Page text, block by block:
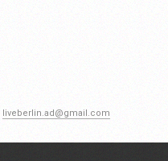
liveberlin.ad@gmail.com